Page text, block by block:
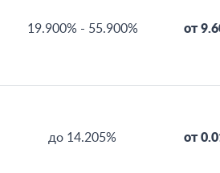
19.900% - 55.900% от
до 14.205% от